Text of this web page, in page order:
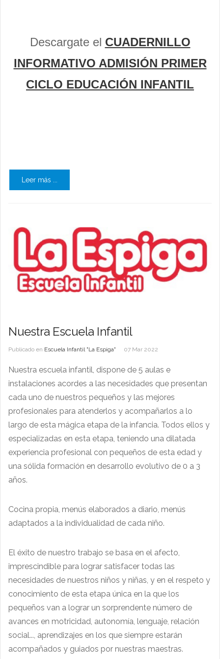
Descargate el CUADERNILLO
INFORMATIVO ADMISIÓN PRIMER
CICLO EDUCACIÓN INFANTIL
Leer más ...
Nuestra Escuela Infantil
Publicado en Escuela Infantil "La Espiga" 07 Mar 2022
Nuestra escuela infantil, dispone de 5 aulas e
instalaciones acordes a las necesidades que presentan
cada uno de nuestros pequeños y las mejores
profesionales para atenderlos y acompañarlos a lo
largo de esta mágica etapa de la infancia. Todos ellos y
especializadas en esta etapa, teniendo una dilatada
experiencia profesional con pequeños de esta edad y
una sólida formación en desarrollo evolutivo de 0 a 3
años.
Cocina propia, menús elaborados a diario, menús
adaptados a la individualidad de cada niño.
El éxito de nuestro trabajo se basa en el afecto,
imprescindible para lograr satisfacer todas las
necesidades de nuestros niños y niñas, y en el respeto y
conocimiento de esta etapa única en la que los
pequeños van a lograr un sorprendente número de
avances en motricidad, autonomía, lenguaje, relación
social..., aprendizajes en los que siempre estarán
acompañados y guiados por nuestras maestras.